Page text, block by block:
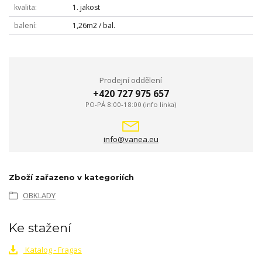
kvalita
1. jakost
balení
1,26m2 / bal.
Prodejní oddělení
+420 727 975 657
PO-PÁ 8:00-18:00 (info linka)
info@vanea.eu
Zboží zařazeno v kategoriích
OBKLADY
Ke stažení
Katalog - Fragas